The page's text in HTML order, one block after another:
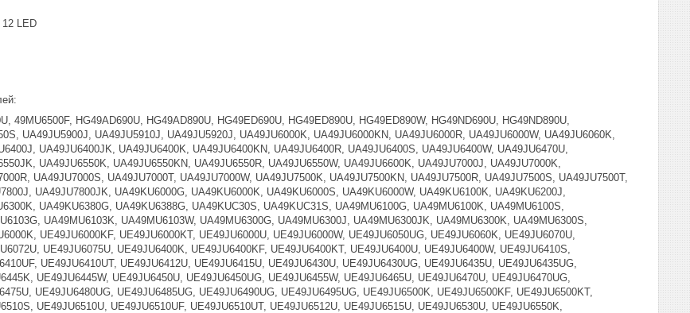
12 LED
49MU6500F, HG49AD690U, HG49AD890U, HG49ED690U, HG49ED890U, HG49ED890W, HG49ND690U, HG49ND890U,
UA49JU5900J, UA49JU5910J, UA49JU5920J, UA49JU6000K, UA49JU6000KN, UA49JU6000R, UA49JU6000W, UA49JU6060K,
UA49JU6400JK, UA49JU6400K, UA49JU6400KN, UA49JU6400R, UA49JU6400S, UA49JU6400W, UA49JU6470U,
UA49JU6550K, UA49JU6550KN, UA49JU6550R, UA49JU6550W, UA49JU6600K, UA49JU7000J, UA49JU7000K,
UA49JU7000S, UA49JU7000T, UA49JU7000W, UA49JU7500K, UA49JU7500KN, UA49JU7500R, UA49JU7500S, UA49JU7500T,
UA49JU7800JK, UA49KU6000G, UA49KU6000K, UA49KU6000S, UA49KU6000W, UA49KU6100K, UA49KU6200J,
UA49KU6380G, UA49KU6388G, UA49KUC30S, UA49KUC31S, UA49MU6100G, UA49MU6100K, UA49MU6100S,
UA49MU6103K, UA49MU6103W, UA49MU6300G, UA49MU6300J, UA49MU6300JK, UA49MU6300K, UA49MU6300S,
UE49JU6000KF, UE49JU6000KT, UE49JU6000U, UE49JU6000W, UE49JU6050UG, UE49JU6060K, UE49JU6070U,
UE49JU6075U, UE49JU6400K, UE49JU6400KF, UE49JU6400KT, UE49JU6400U, UE49JU6400W, UE49JU6410S,
UE49JU6410UT, UE49JU6412U, UE49JU6415U, UE49JU6430U, UE49JU6430UG, UE49JU6435U, UE49JU6435UG,
UE49JU6445W, UE49JU6450U, UE49JU6450UG, UE49JU6455W, UE49JU6465U, UE49JU6470U, UE49JU6470UG,
UE49JU6480UG, UE49JU6485UG, UE49JU6490UG, UE49JU6495UG, UE49JU6500K, UE49JU6500KF, UE49JU6500KT,
UE49JU6510U, UE49JU6510UF, UE49JU6510UT, UE49JU6512U, UE49JU6515U, UE49JU6530U, UE49JU6550K,